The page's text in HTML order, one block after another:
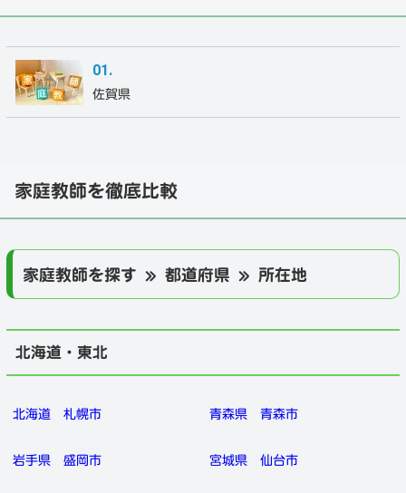
佐賀県
家庭教師を徹底比較
家庭教師を探す » 都道府県 » 所在地
北海道・東北
北海道 札幌市 青森県 青森市
岩手県 盛岡市 宮城県 仙台市